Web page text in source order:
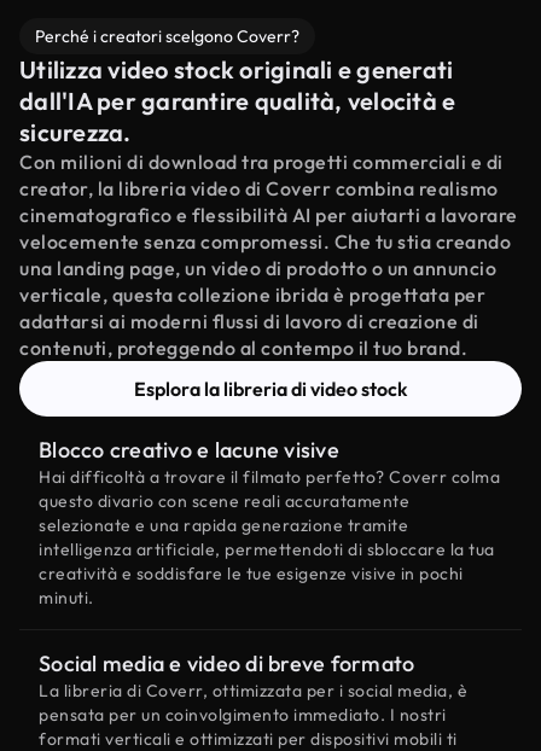
Perché i creatori scelgono Coverr?
Utilizza video stock originali e generati
dall'IA per garantire qualità, velocità e
sicurezza.
Con milioni di download tra progetti commerciali e di
creator, la libreria video di Coverr combina realismo
cinematografico e flessibilità AI per aiutarti a lavorare
velocemente senza compromessi. Che tu stia creando
una landing page, un video di prodotto o un annuncio
verticale, questa collezione ibrida è progettata per
adattarsi ai moderni flussi di lavoro di creazione di
contenuti, proteggendo al contempo il tuo brand.
Esplora la libreria di video stock
Blocco creativo e lacune visive
Hai difficoltà a trovare il filmato perfetto? Coverr colma
questo divario con scene reali accuratamente
selezionate e una rapida generazione tramite
intelligenza artificiale, permettendoti di sbloccare la tua
creatività e soddisfare le tue esigenze visive in pochi
minuti.
Social media e video di breve formato
La libreria di Coverr, ottimizzata per i social media, è
pensata per un coinvolgimento immediato. I nostri
formati verticali e ottimizzati per dispositivi mobili ti